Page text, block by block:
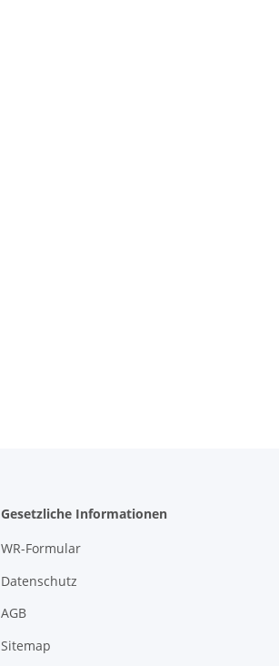
Gesetzliche Informationen
WR-Formular
Datenschutz
AGB
Sitemap